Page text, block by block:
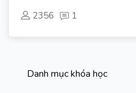
2356 1
Bỏ qua [Cocoon] Course
Danh mục khóa học